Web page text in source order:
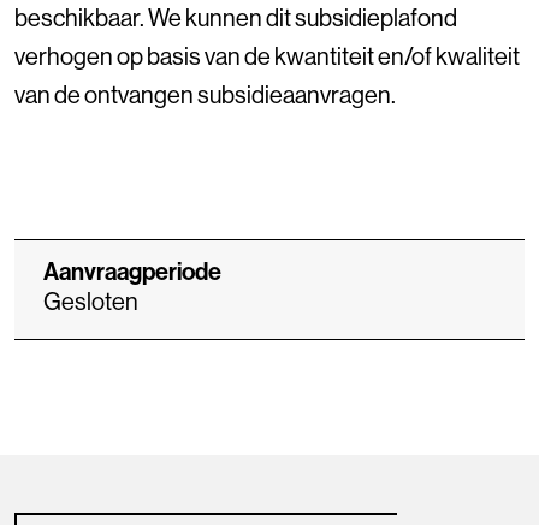
beschikbaar. We kunnen dit subsidieplafond
verhogen op basis van de kwantiteit en/of kwaliteit
van de ontvangen subsidieaanvragen.
Aanvraagperiode
Gesloten